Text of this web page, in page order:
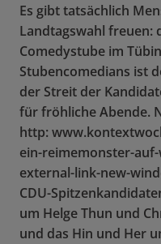
Es gibt tatsächlich
Landtagswahl freuen:
Comedystube im
Stubencomedians ist
der Streit der
für fröhliche Abende.
http:
ein-reimemonster-
external-link-new-
CDU-
um Helge Thun und
und das Hin und Her